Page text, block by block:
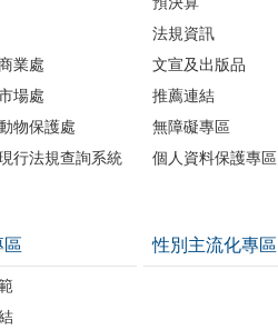
業處
場處
物保護處
行法規查詢系統
法規資訊
文宣及出版品
推薦連結
無障礙專區
個人資料保護專區
區 性別主流化專區